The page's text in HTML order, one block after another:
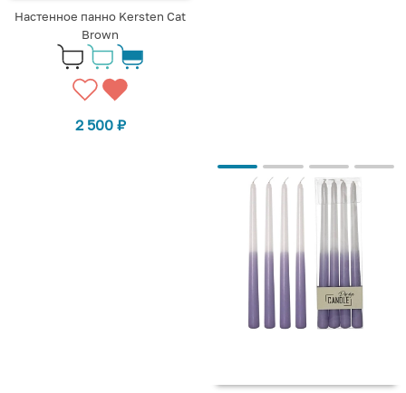
Настенное панно Kersten Cat
Brown
2 500 ₽